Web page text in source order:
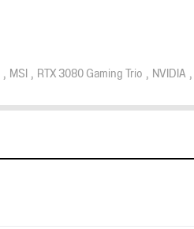
MSI RTX 3080 Gaming Trio NVIDIA